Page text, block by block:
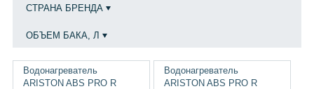
СТРАНА БРЕНДА
ОБЪЕМ БАКА, Л
ВНУТРЕННЕЕ ПОКРЫТИЕ БАКА
Водонагреватель
ARISTON ABS PRO R
Водонагреватель
ARISTON ABS PRO R